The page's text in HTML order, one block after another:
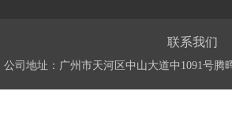
联系我们
公司地址：广州市天河区中山大道中1091号腾